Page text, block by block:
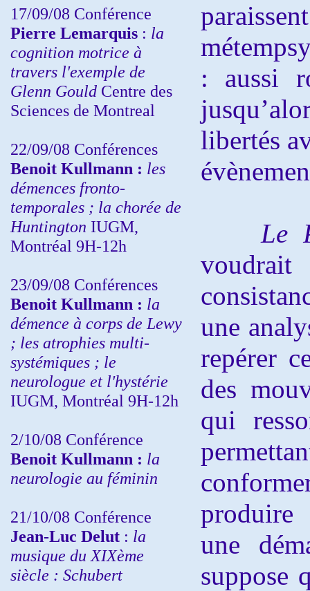
17/09/08 Conférence
Pierre Lemarquis : la
cognition motrice à
travers l'exemple de
Glenn Gould Centre des
Sciences de Montreal
22/09/08 Conférences
Benoit Kullmann : les
démences fronto-
temporales ; la chorée de
Huntington IUGM,
Montréal 9H-12h
23/09/08 Conférences
Benoit Kullmann : la
démence à corps de Lewy
; les atrophies multi-
systémiques ; le
neurologue et l'hystérie
IUGM, Montréal 9H-12h
2/10/08 Conférence
Benoit Kullmann : la
neurologie au féminin
21/10/08 Conférence
Jean-Luc Delut : la
musique du XIXème
siècle : Schubert
: aussi
libertés
Le
une
repérer
des
qui
produire
une
suppose